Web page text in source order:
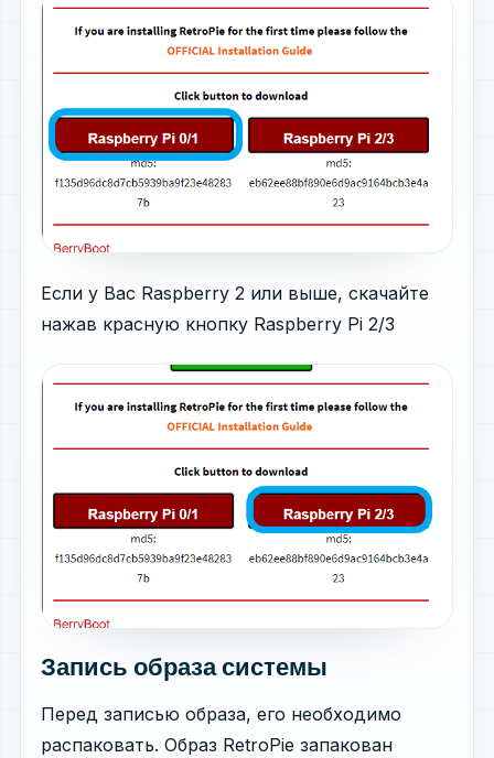
Если у Вас Raspberry 2 или выше, скачайте
нажав красную кнопку Raspberry Pi 2/3
Запись образа системы
Перед записью образа, его необходимо
распаковать. Образ RetroPie запакован